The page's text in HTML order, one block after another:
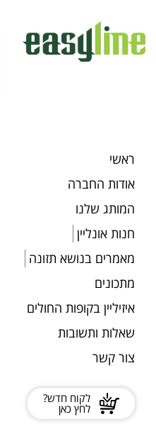
ראשי
אודות החברה
המותג שלנו
חנות אונליין
מאמרים בנושא תזונה
מתכונים
איזיליין בקופות החולים
שאלות ותשובות
צור קשר
לקוח חדש?
לחץ כאן